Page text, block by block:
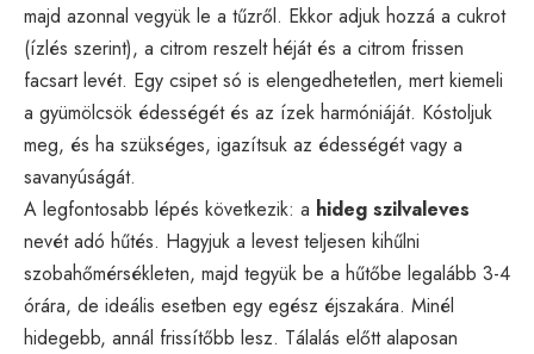
majd azonnal vegyük le a tűzről. Ekkor adjuk hozzá a cukrot
(ízlés szerint), a citrom reszelt héját és a citrom frissen
facsart levét. Egy csipet só is elengedhetetlen, mert kiemeli
a gyümölcsök édességét és az ízek harmóniáját. Kóstoljuk
meg, és ha szükséges, igazítsuk az édességét vagy a
savanyúságát.
A legfontosabb lépés következik: a hideg szilvaleves
nevét adó hűtés. Hagyjuk a levest teljesen kihűlni
szobahőmérsékleten, majd tegyük be a hűtőbe legalább 3-4
órára, de ideális esetben egy egész éjszakára. Minél
hidegebb, annál frissítőbb lesz. Tálalás előtt alaposan